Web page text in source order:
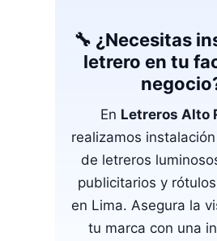
🔧 ¿Necesitas
letrero en tu
En Letreros Alto
realizamos
de letreros
publicitarios y
en Lima. Asegura la
tu marca con una